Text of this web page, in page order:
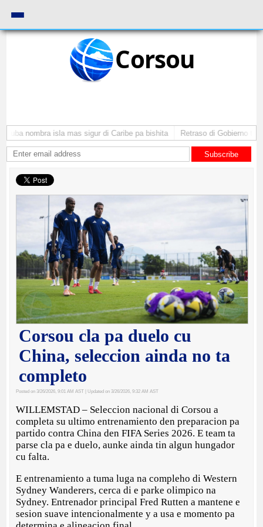
Corsou
nombra isla mas sigur di Caribe pa bishita Retraso di Gobierno ta
Subscribe
Corsou cla pa duelo cu
China, seleccion ainda no ta
completo
Posted on 3/26/2026, 9:01 AM AST | Updated on 3/26/2026, 9:32 AM AST
WILLEMSTAD – Seleccion nacional di Corsou a
completa su ultimo entrenamiento den preparacion pa
partido contra China den FIFA Series 2026. E team ta
parse cla pa e duelo, aunke ainda tin algun hungador
cu falta.
E entrenamiento a tuma luga na compleho di Western
Sydney Wanderers, cerca di e parke olimpico na
Sydney. Entrenador principal Fred Rutten a mantene e
sesion suave intencionalmente y a usa e momento pa